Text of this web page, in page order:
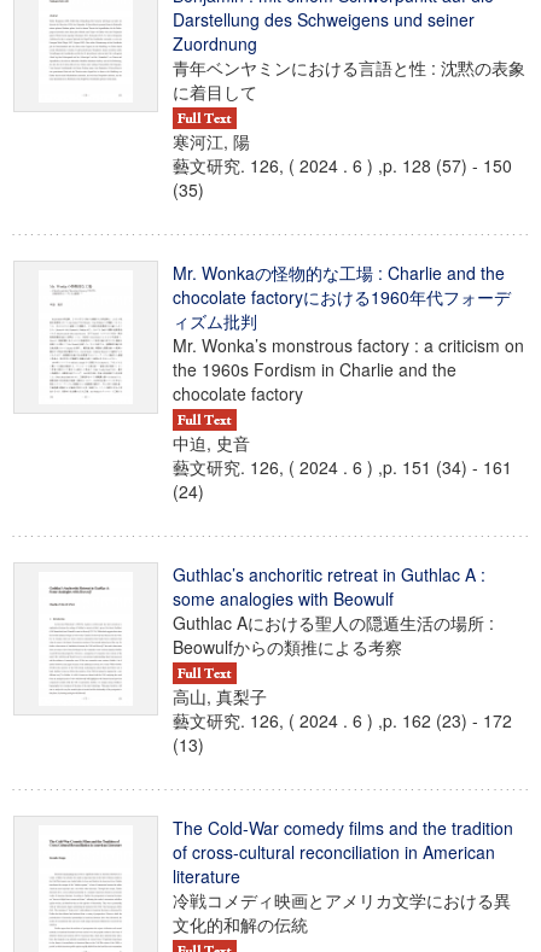
Darstellung des Schweigens und seiner
Zuordnung
青年ベンヤミンにおける言語と性 : 沈黙の表象
に着目して
寒河江, 陽
藝文研究. 126, ( 2024 . 6 ) ,p. 128 (57) - 150
(35)
Mr. Wonkaの怪物的な工場 : Charlie and the
chocolate factoryにおける1960年代フォーデ
ィズム批判
Mr. Wonka’s monstrous factory : a criticism on
the 1960s Fordism in Charlie and the
chocolate factory
中迫, 史音
藝文研究. 126, ( 2024 . 6 ) ,p. 151 (34) - 161
(24)
Guthlac’s anchoritic retreat in Guthlac A :
some analogies with Beowulf
Guthlac Aにおける聖人の隠遁生活の場所 :
Beowulfからの類推による考察
高山, 真梨子
藝文研究. 126, ( 2024 . 6 ) ,p. 162 (23) - 172
(13)
The Cold-War comedy films and the tradition
of cross-cultural reconciliation in American
literature
冷戦コメディ映画とアメリカ文学における異
文化的和解の伝統